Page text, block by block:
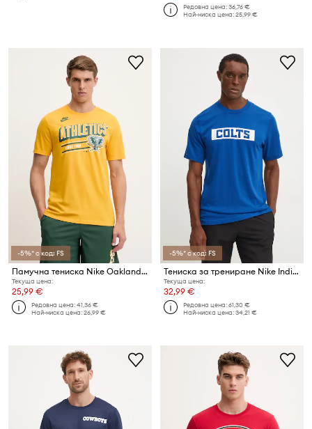
Редовна цена:36,76 €
Най-ниска цена:25,99 €
-5%* с код: FS
Памучна тениска Nike Oakland Athletics 1982-92
Текуща цена:
25,99 €
Редовна цена:41,36 €
Най-ниска цена:26,99 €
-5%* с код: FS
Тениска за трениране Nike Indianapolis Colts
Текуща цена:
32,99 €
Редовна цена:61,30 €
Най-ниска цена:34,21 €